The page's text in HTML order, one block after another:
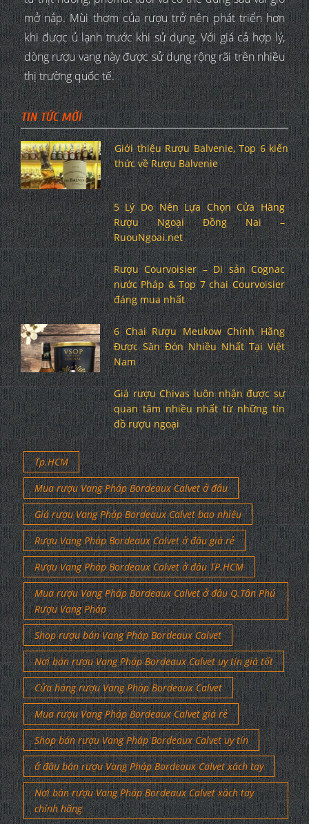
mở nắp. Mùi thơm của rượu trở nên phát triển hơn
khi được ủ lạnh trước khi sử dụng. Với giá cả hợp lý,
dòng rượu vang này được sử dụng rộng rãi trên nhiều
thị trường quốc tế.
TIN TỨC MỚI
Giới thiệu Rượu Balvenie, Top 6 kiến
thức về Rượu Balvenie
5 Lý Do Nên Lựa Chọn Cửa Hàng
Rượu Ngoại Đồng Nai –
RuouNgoai.net
Rượu Courvoisier – Di sản Cognac
nước Pháp & Top 7 chai Courvoisier
đáng mua nhất
6 Chai Rượu Meukow Chính Hãng
Được Săn Đón Nhiều Nhất Tại Việt
Nam
Giá rượu Chivas luôn nhận được sự
quan tâm nhiều nhất từ những tín
đồ rượu ngoại
Tp.HCM
Mua rượu Vang Pháp Bordeaux Calvet ở đâu
Giá rượu Vang Pháp Bordeaux Calvet bao nhiêu
Rượu Vang Pháp Bordeaux Calvet ở đâu giá rẻ
Rượu Vang Pháp Bordeaux Calvet ở đâu TP.HCM
Mua rượu Vang Pháp Bordeaux Calvet ở đâu Q.Tân Phú
Rượu Vang Pháp
Shop rượu bán Vang Pháp Bordeaux Calvet
Nơi bán rượu Vang Pháp Bordeaux Calvet uy tín giá tốt
Cửa hàng rượu Vang Pháp Bordeaux Calvet
Mua rượu Vang Pháp Bordeaux Calvet giá rẻ
Shop bán rượu Vang Pháp Bordeaux Calvet uy tín
ở đâu bán rượu Vang Pháp Bordeaux Calvet xách tay
Nơi bán rượu Vang Pháp Bordeaux Calvet xách tay
chính hãng